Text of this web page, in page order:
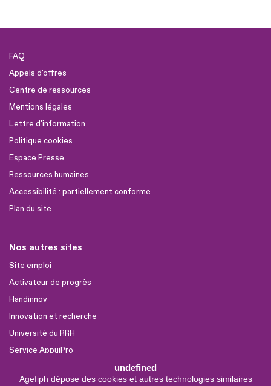
undefined
Agefiph dépose des cookies et autres technologies similaires
FAQ
Appels d'offres
Centre de ressources
Mentions légales
Lettre d'information
Politique cookies
Espace Presse
Ressources humaines
Accessibilité : partiellement conforme
Plan du site
Nos autres sites
Site emploi
Activateur de progrès
Handinnov
Innovation et recherche
Université du RRH
Service AppuiPro
Nous suivre